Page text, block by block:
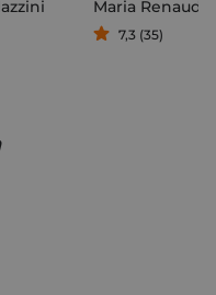
Maria Renaud
7,3 (35)